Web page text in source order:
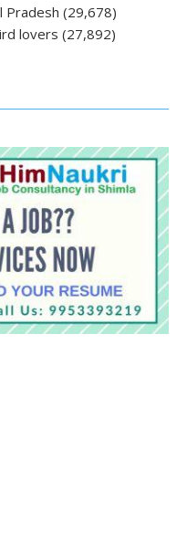
Pradesh (29,678)
lovers (27,892)